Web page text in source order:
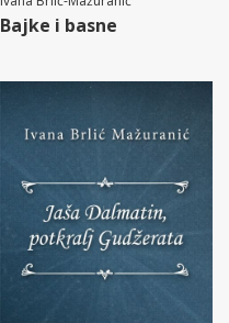
Bajke i basne